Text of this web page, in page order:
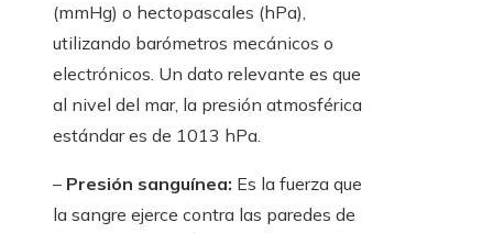
(mmHg) o hectopascales (hPa),
utilizando barómetros mecánicos o
electrónicos. Un dato relevante es que
al nivel del mar, la presión atmosférica
estándar es de 1013 hPa.
– Presión sanguínea: Es la fuerza que
la sangre ejerce contra las paredes de